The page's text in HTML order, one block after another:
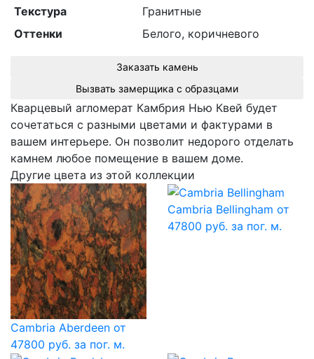
Текстура
Гранитные
Оттенки
Белого, коричневого
Заказать камень
Вызвать замерщика с образцами
Кварцевый агломерат Камбрия Нью Квей будет
сочетаться с разными цветами и фактурами в
вашем интерьере. Он позволит недорого отделать
камнем любое помещение в вашем доме.
Другие цвета из этой коллекции
Cambria Aberdeen от
47800 руб. за пог. м.
Cambria Bellingham от
47800 руб. за пог. м.